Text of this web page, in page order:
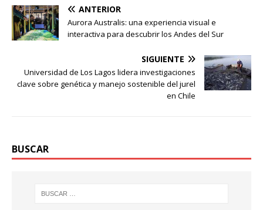
ANTERIOR
Aurora Australis: una experiencia visual e
interactiva para descubrir los Andes del Sur
SIGUIENTE
Universidad de Los Lagos lidera investigaciones
clave sobre genética y manejo sostenible del jurel
en Chile
BUSCAR